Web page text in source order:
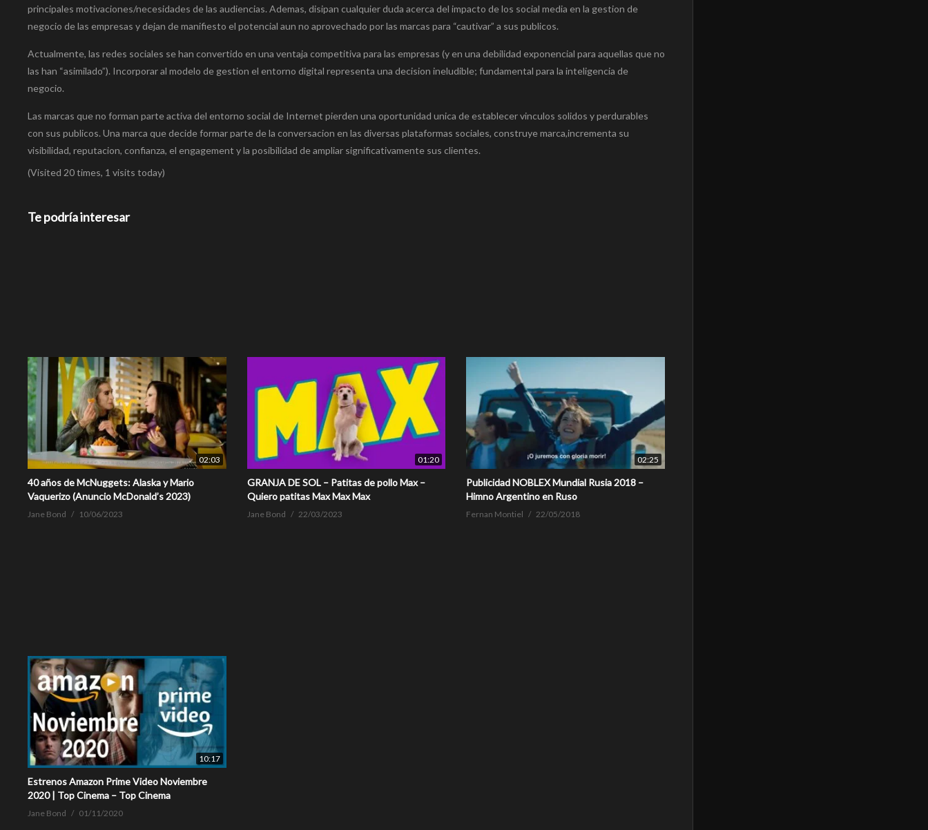
principales motivaciones/necesidades de las audiencias. Ademas, disipan cualquier duda acerca del impacto de los social media en la gestion de
negocio de las empresas y dejan de manifiesto el potencial aun no aprovechado por las marcas para “cautivar” a sus publicos.
Actualmente, las redes sociales se han convertido en una ventaja competitiva para las empresas (y en una debilidad exponencial para aquellas que no
las han “asimilado”). Incorporar al modelo de gestion el entorno digital representa una decision ineludible; fundamental para la inteligencia de
negocio.
Las marcas que no forman parte activa del entorno social de Internet pierden una oportunidad unica de establecer vinculos solidos y perdurables
con sus publicos. Una marca que decide formar parte de la conversacion en las diversas plataformas sociales, construye marca,incrementa su
visibilidad, reputacion, confianza, el engagement y la posibilidad de ampliar significativamente sus clientes.
(Visited 20 times, 1 visits today)
Te podría interesar
02:03
40 años de McNuggets: Alaska y Mario
Vaquerizo (Anuncio McDonald’s 2023)
Jane Bond 10/06/2023
01:20
GRANJA DE SOL – Patitas de pollo Max –
Quiero patitas Max Max Max
Jane Bond 22/03/2023
02:25
Publicidad NOBLEX Mundial Rusia 2018 –
Himno Argentino en Ruso
Fernan Montiel 22/05/2018
10:17
Estrenos Amazon Prime Video Noviembre
2020 | Top Cinema – Top Cinema
Jane Bond 01/11/2020